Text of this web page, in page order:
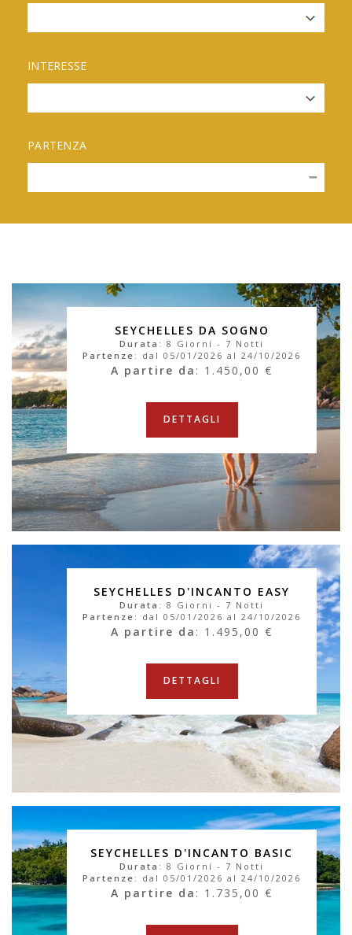
INTERESSE
PARTENZA
SEYCHELLES DA SOGNO
Durata : 8 Giorni - 7 Notti
Partenze : dal 05/01/2026 al 24/10/2026
A partire da : 1.450,00 €
DETTAGLI
SEYCHELLES D'INCANTO EASY
Durata : 8 Giorni - 7 Notti
Partenze : dal 05/01/2026 al 24/10/2026
A partire da : 1.495,00 €
DETTAGLI
SEYCHELLES D'INCANTO BASIC
Durata : 8 Giorni - 7 Notti
Partenze : dal 05/01/2026 al 24/10/2026
A partire da : 1.735,00 €